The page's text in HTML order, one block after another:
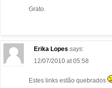
Grato.
Erika Lopes says:
12/07/2010 at 05:58
Estes links estão quebrados